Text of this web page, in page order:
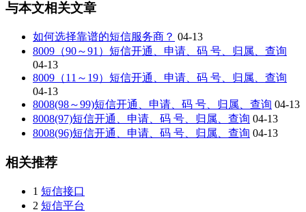
与本文相关文章
如何选择靠谱的短信服务商？ 04-13
8009（90～91）短信开通、申请、码 号、归属、查询
04-13
8009（11～19）短信开通、申请、码 号、归属、查询
04-13
8008(98～99)短信开通、申请、码 号、归属、查询 04-13
8008(97)短信开通、申请、码 号、归属、查询 04-13
8008(96)短信开通、申请、码 号、归属、查询 04-13
相关推荐
1 短信接口
2 短信平台